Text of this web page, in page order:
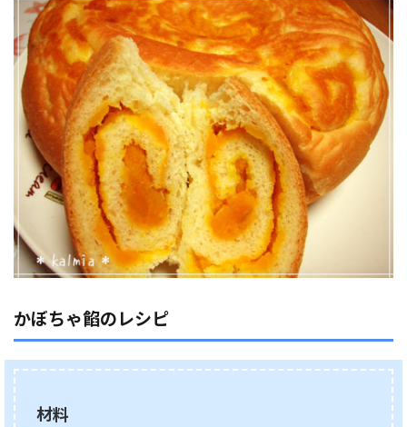
かぼちゃ餡のレシピ
材料